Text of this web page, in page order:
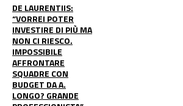
DE LAURENTIIS:
“VORREI POTER
INVESTIRE DI PIÙ MA
NON CI RIESCO.
IMPOSSIBILE
AFFRONTARE
SQUADRE CON
BUDGET DA A.
LONGO? GRANDE